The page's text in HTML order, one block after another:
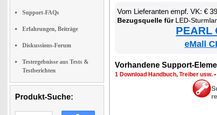
Support-FAQs
Erfahrungen, Beiträge
Diskussions-Forum
Testergebnisse aus Tests &
Testberichten
Produkt-Suche:
Vom Lie­fe­ran­ten empf. VK: €
Be­zugs­quel­le fürLED-Sturm­lam­pe
PEARL
eMall
Vor­han­de­ne Sup­port-
1 Down­load Hand­buch, Trei­ber usw. •